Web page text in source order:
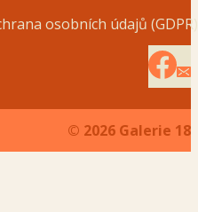
osobních údajů (GDPR)
© 2026 Galerie 18